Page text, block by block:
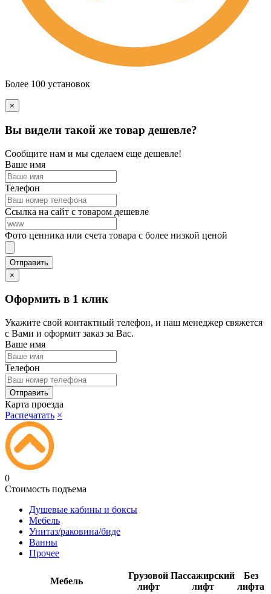
Более 100 установок
×
Вы видели такой же товар дешевле?
Сообщите нам и мы сделаем еще дешевле!
Ваше имя
Телефон
Ссылка на сайт с товаром дешевле
Фото ценника или счета товара с более низкой ценой
×
Оформить в 1 клик
Укажите свой контактный телефон, и наш менеджер свяжется
с Вами и оформит заказ за Вас.
Ваше имя
Телефон
Карта проезда
Распечатать ×
0
Стоимость подъема
Душевые кабины и боксы
Мебель
Унитаз/раковина/биде
Ванны
Прочее
Мебель
Грузовой
лифт
Пассажирский
лифт
Без
лифта